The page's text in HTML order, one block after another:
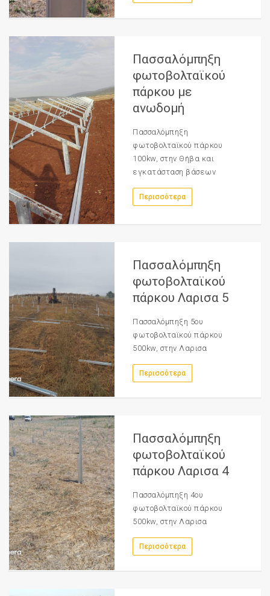
Πασσαλόμπηξη
φωτοβολταϊκού
πάρκου με
ανωδομή
Πασσαλόμπηξη
φωτοβολταϊκού πάρκου
100kw, στην Θήβα και
εγκατάσταση βάσεων
Περισσότερα
Πασσαλόμπηξη
φωτοβολταϊκού
πάρκου Λαρισα 5
Πασσαλόμπηξη 5ου
φωτοβολταϊκού πάρκου
500kw, στην Λαρισα
Περισσότερα
Πασσαλόμπηξη
φωτοβολταϊκού
πάρκου Λαρισα 4
Πασσαλόμπηξη 4ου
φωτοβολταϊκού πάρκου
500kw, στην Λαρισα
Περισσότερα